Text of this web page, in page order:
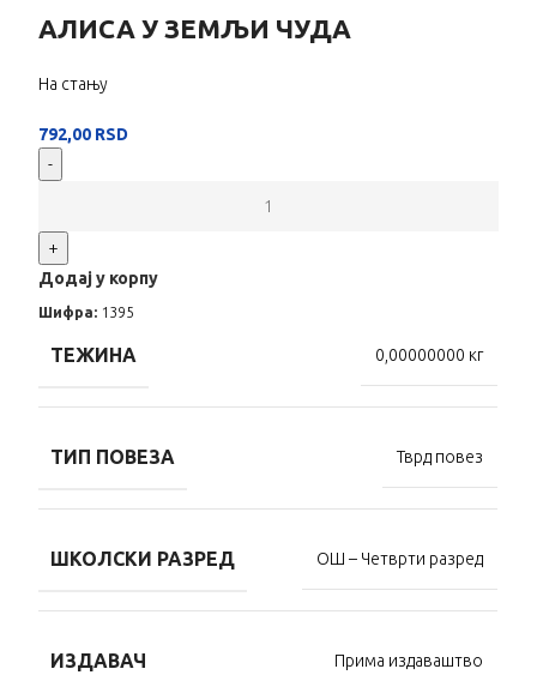
АЛИСА У ЗЕМЉИ ЧУДА
На стању
792,00 RSD
-
+
Додај у корпу
Шифра: 1395
ТЕЖИНА 0,00000000 кг
ТИП ПОВЕЗА Тврд повез
ШКОЛСКИ РАЗРЕД ОШ – Четврти разред
ИЗДАВАЧ Прима издаваштво